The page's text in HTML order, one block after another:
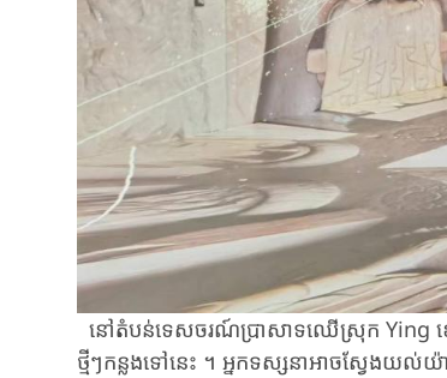
នៅតំបន់​ទេសចរណ៍​ប្រាសាទ​ឈើ​ស្រុក Ying ​ខ
ថ្មីៗ​កន្លងទៅនេះ ។ ​អ្នកទស្សនា​អាចស្វែងយល់​